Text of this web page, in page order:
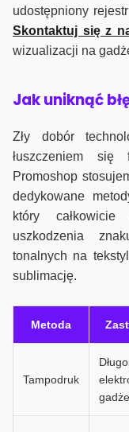
udostępniony
Skontaktuj się z
wizualizacji na
Jak uniknąć
Zły dobór
łuszczeniem
Promoshop
dedykowane
który całkowicie
uszkodzenia
tonalnych na
sublimację.
Metoda
Tampodruk